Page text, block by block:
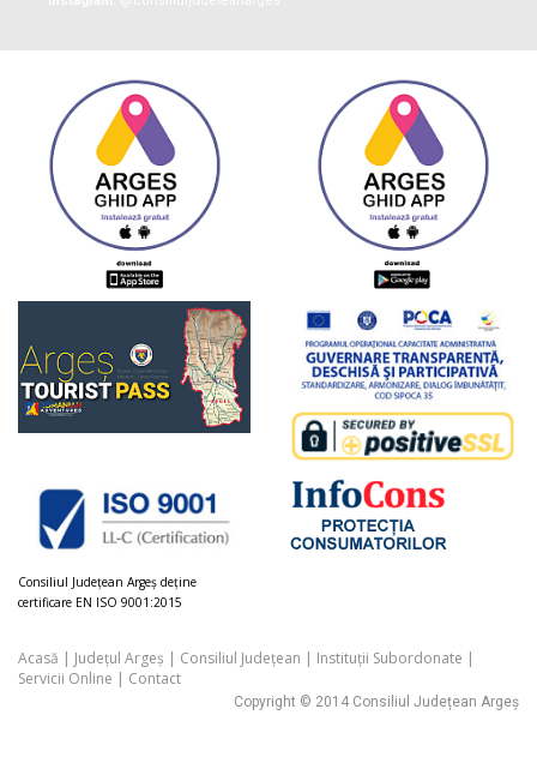
Consiliul Judeţean Argeș deţine
certificare EN ISO 9001:2015
Acasă | Județul Argeș | Consiliul Județean | Instituții Subordonate |
Servicii Online | Contact
Copyright © 2014 Consiliul Județean Argeș